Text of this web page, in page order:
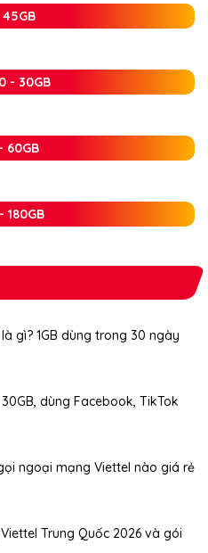
- 30GB
60GB
180GB
gì? 1GB dùng trong 30 ngày
dùng Facebook, TikTok
ngoại mạng Viettel nào giá rẻ
Trung Quốc 2026 và gói